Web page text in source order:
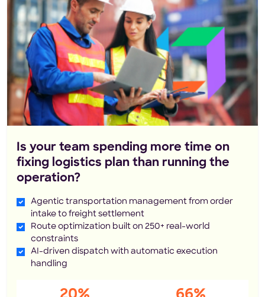
Is your team spending more time on
fixing logistics plan than running the
operation?
Agentic transportation management from order
intake to freight settlement
Route optimization built on 250+ real-world
constraints
AI-driven dispatch with automatic execution
handling